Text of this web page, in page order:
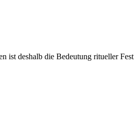
deshalb die Bedeutung ritueller